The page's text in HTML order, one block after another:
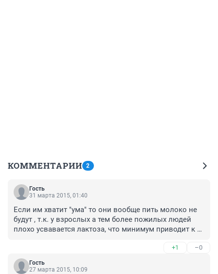
КОММЕНТАРИИ 2
Гость
31 марта 2015, 01:40
Если им хватит "ума" то они вообще пить молоко не
будут , т.к. у взрослых а тем более пожилых людей
плохо усвавается лактоза, что минимум приводит к
+1 –0
Гость
27 марта 2015, 10:09